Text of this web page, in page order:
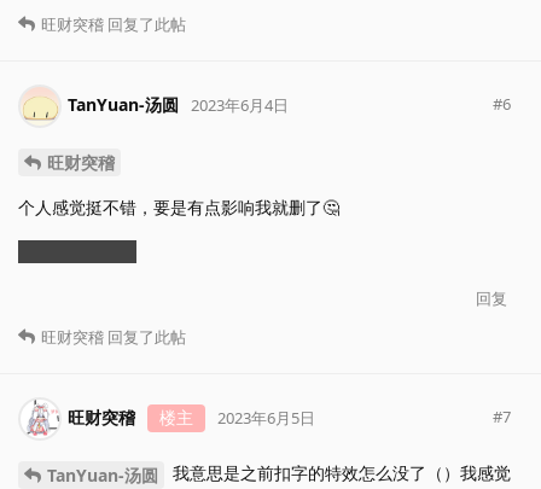
旺财突稽 回复了此帖
TanYuan-汤圆 2023年6月4日 #6
旺财突稽
个人感觉挺不错，要是有点影响我就删了🤔
回复
旺财突稽 回复了此帖
旺财突稽 楼主 2023年6月5日 #7
TanYuan-汤圆
我意思是之前扣字的特效怎么没了（）我感觉